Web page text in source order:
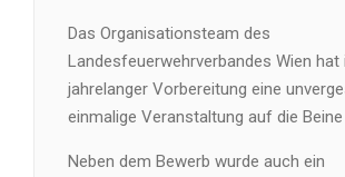
Das Organisationsteam des
Landesfeuerwehrverbandes Wien hat
jahrelanger Vorbereitung eine
einmalige Veranstaltung auf die Beine
Neben dem Bewerb wurde auch ein